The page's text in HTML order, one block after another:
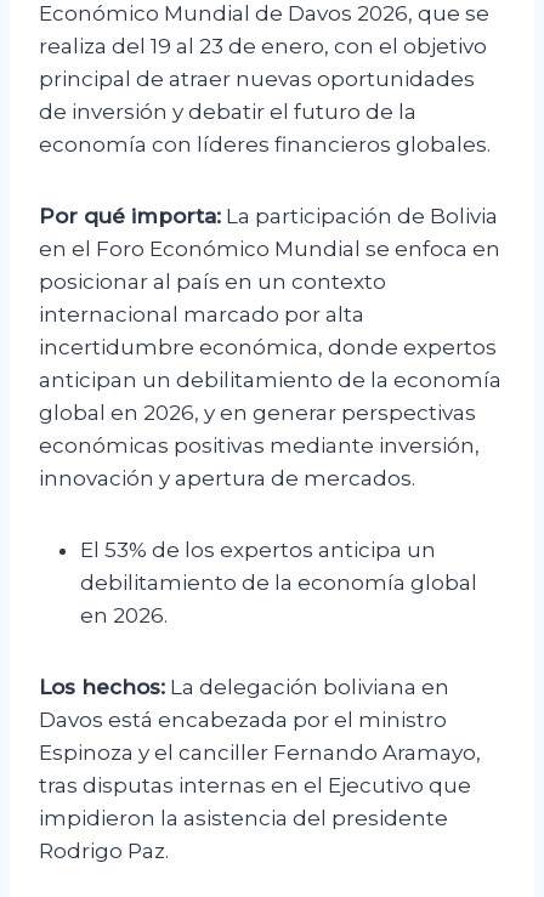
Económico Mundial de Davos 2026, que se
realiza del 19 al 23 de enero, con el objetivo
principal de atraer nuevas oportunidades
de inversión y debatir el futuro de la
economía con líderes financieros globales.
Por qué importa: La participación de Bolivia
en el Foro Económico Mundial se enfoca en
posicionar al país en un contexto
internacional marcado por alta
incertidumbre económica, donde expertos
anticipan un debilitamiento de la economía
global en 2026, y en generar perspectivas
económicas positivas mediante inversión,
innovación y apertura de mercados.
El 53% de los expertos anticipa un
debilitamiento de la economía global
en 2026.
Los hechos: La delegación boliviana en
Davos está encabezada por el ministro
Espinoza y el canciller Fernando Aramayo,
tras disputas internas en el Ejecutivo que
impidieron la asistencia del presidente
Rodrigo Paz.